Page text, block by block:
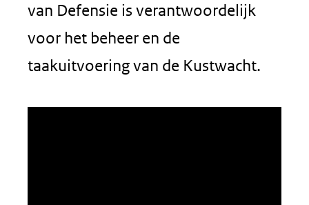
van Defensie is verantwoordelijk
voor het beheer en de
taakuitvoering van de Kustwacht.